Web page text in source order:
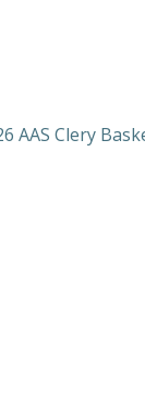
AAS Clery